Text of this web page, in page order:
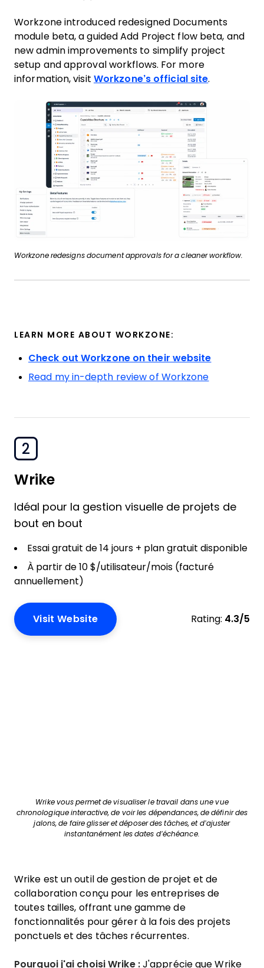
Workzone redesigns document approvals for a cleaner workflow.
Workzone introduced redesigned Documents
module beta, a guided Add Project flow beta, and
new admin improvements to simplify project
setup and approval workflows. For more
information, visit Workzone’s official site.
LEARN MORE ABOUT WORKZONE:
Check out Workzone on their website
Read my in-depth review of Workzone
2
Wrike
Idéal pour la gestion visuelle de projets de
bout en bout
Essai gratuit de 14 jours + plan gratuit disponible
À partir de 10 $/utilisateur/mois (facturé
annuellement)
Visit Website Rating: 4.3/5
Wrike vous permet de visualiser le travail dans une vue
chronologique interactive, de voir les dépendances, de définir des
jalons, de faire glisser et déposer des tâches, et d’ajuster
instantanément les dates d’échéance.
Wrike est un outil de gestion de projet et de
collaboration conçu pour les entreprises de
toutes tailles, offrant une gamme de
fonctionnalités pour gérer à la fois des projets
ponctuels et des tâches récurrentes.
Pourquoi j'ai choisi Wrike : J'apprécie que Wrike